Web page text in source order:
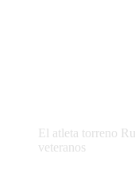
El atleta torreno
veteranos